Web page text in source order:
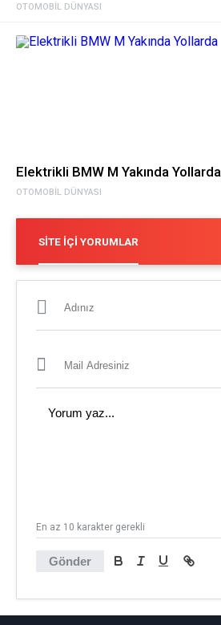
OTOMOBIL DÜNYASI
OTOMOBIL DÜNYASI
Elektrikli BMW M Yakında Yollarda
SITE İÇI YORUMLAR
Gönder
En az 10 karakter gerekli